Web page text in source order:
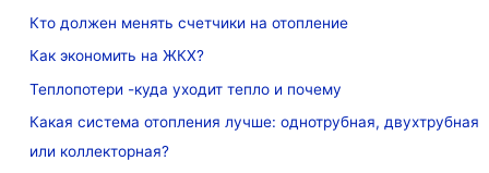
Кто должен менять счетчики на отопление
Как экономить на ЖКХ?
Теплопотери -куда уходит тепло и почему
Какая система отопления лучше: однотрубная, двухтрубная
или коллекторная?